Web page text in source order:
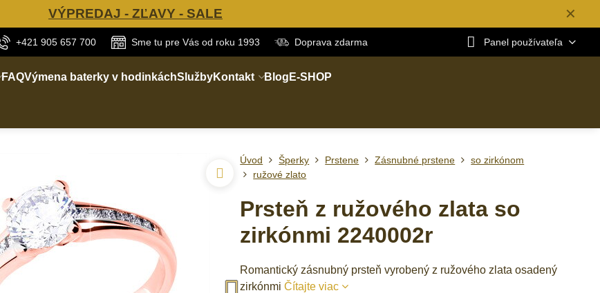
✕
VÝPREDAJ - ZĽAVY - SALE
+421 905 657 700 Sme tu pre Vás od roku 1993 Doprava zdarma Panel používateľa
FAQVýmena baterky v hodinkáchSlužbyKontakt Blog E-SHOP
Úvod Šperky Prstene Zásnubné prstene
so zirkónom
ružové zlato
Prsteň z ružového zlata so
zirkónmi 2240002r
Romantický zásnubný prsteň vyrobený z ružového zlata osadený
zirkónmiČítajte viac